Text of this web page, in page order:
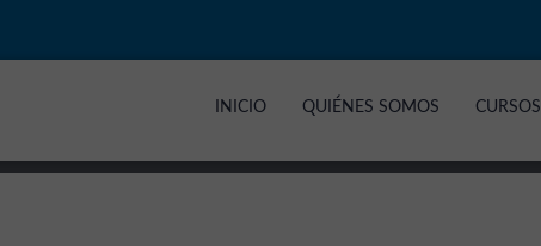
INICIO QUIÉNES SOMOS CURSOS